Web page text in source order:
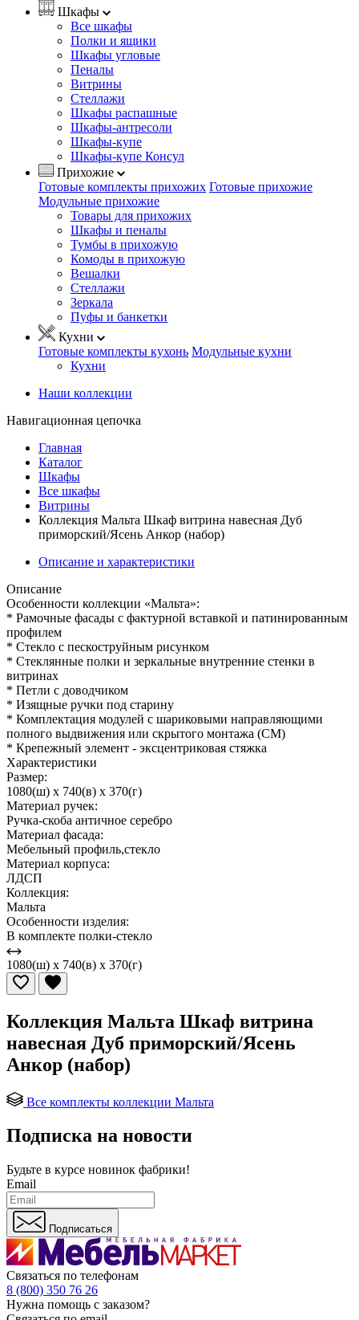
Шкафы
Все шкафы
Полки и ящики
Шкафы угловые
Пеналы
Витрины
Стеллажи
Шкафы распашные
Шкафы-антресоли
Шкафы-купе
Шкафы-купе Консул
Прихожие
Готовые комплекты прихожих Готовые прихожие
Модульные прихожие
Товары для прихожих
Шкафы и пеналы
Тумбы в прихожую
Комоды в прихожую
Вешалки
Стеллажи
Зеркала
Пуфы и банкетки
Кухни
Готовые комплекты кухонь Модульные кухни
Кухни
Наши коллекции
Навигационная цепочка
Главная
Каталог
Шкафы
Все шкафы
Витрины
Коллекция Мальта Шкаф витрина навесная Дуб
приморский/Ясень Анкор (набор)
Описание и характеристики
Описание
Особенности коллекции «Мальта»:
* Рамочные фасады с фактурной вставкой и патинированным
профилем
* Стекло с пескоструйным рисунком
* Стеклянные полки и зеркальные внутренние стенки в
витринах
* Петли с доводчиком
* Изящные ручки под старину
* Комплектация модулей с шариковыми направляющими
полного выдвижения или скрытого монтажа (СМ)
* Крепежный элемент - эксцентриковая стяжка
Характеристики
Размер:
1080(ш) x 740(в) x 370(г)
Материал ручек:
Ручка-скоба античное серебро
Материал фасада:
Мебельный профиль,стекло
Материал корпуса:
ЛДСП
Коллекция:
Мальта
Особенности изделия:
В комплекте полки-стекло
1080(ш) x 740(в) x 370(г)
Коллекция Мальта Шкаф витрина
навесная Дуб приморский/Ясень
Анкор (набор)
Все комплекты коллекции Мальта
Подписка на новости
Будьте в курсе новинок фабрики!
Email
Подписаться
Связаться по телефонам
8 (800) 350 76 26
Нужна помощь с заказом?